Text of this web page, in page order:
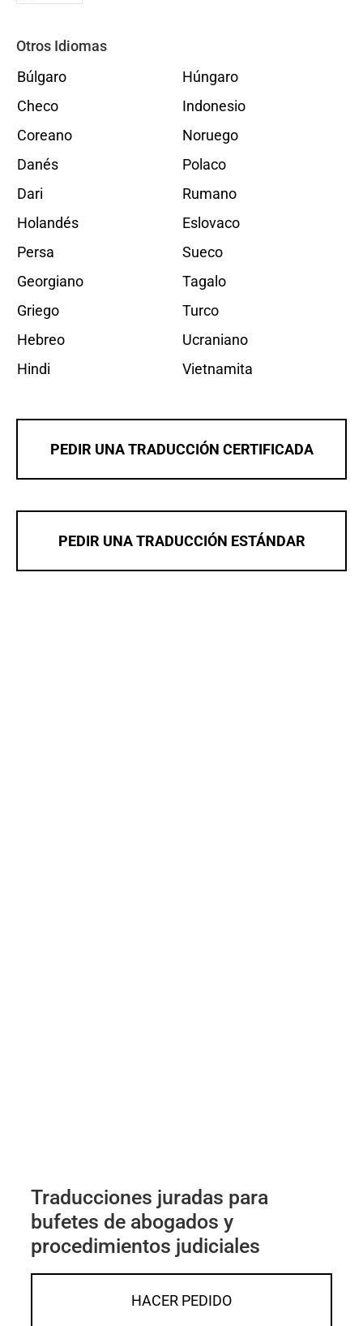
Otros Idiomas
Búlgaro
Checo
Coreano
Danés
Dari
Holandés
Persa
Georgiano
Griego
Hebreo
Hindi
Húngaro
Indonesio
Noruego
Polaco
Rumano
Eslovaco
Sueco
Tagalo
Turco
Ucraniano
Vietnamita
PEDIR UNA TRADUCCIÓN CERTIFICADA
PEDIR UNA TRADUCCIÓN ESTÁNDAR
Traducciones juradas para
bufetes de abogados y
procedimientos judiciales
HACER PEDIDO